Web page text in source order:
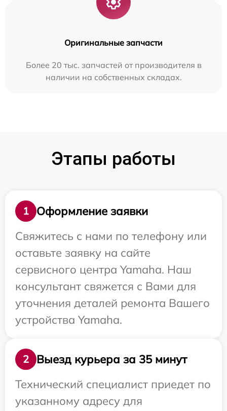
Оригинальные запчасти
Более 20 тыс. запчастей от производителя в
наличии на собственных складах.
Этапы работы
1
Оформление заявки
Свяжитесь с нами по телефону или
оставьте заявку на сайте
сервисного центра Yamaha. Наш
консультант свяжется с Вами для
уточнения деталей ремонта Вашего
устройства Yamaha.
2
Выезд курьера за 35 минут
Технический специалист приедет по
указанному адресу для